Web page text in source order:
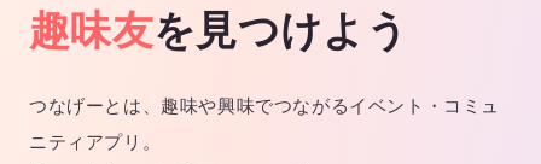
趣味友を見つけよう
つなげーとは、趣味や興味でつながるイベント・コミュ
ニティアプリ。